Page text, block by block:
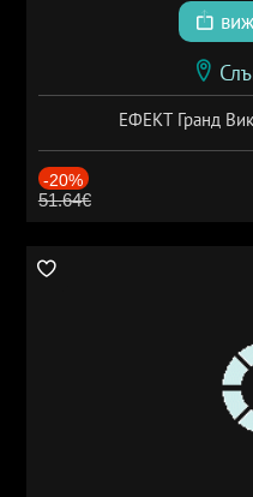
ЕФЕКТ Гранд
-20%
51.64€